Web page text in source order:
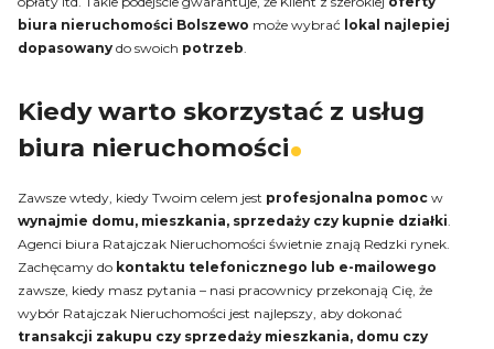
biura nieruchomości Bolszewo może wybrać lokal najlepiej
dopasowany do swoich potrzeb.
Kiedy warto skorzystać z usług
biura nieruchomości
Zawsze wtedy, kiedy Twoim celem jest profesjonalna pomoc w
wynajmie domu, mieszkania, sprzedaży czy kupnie działki
Agenci biura Ratajczak Nieruchomości świetnie znają Redzki rynek.
Zachęcamy do kontaktu telefonicznego lub e-mailowego
zawsze, kiedy masz pytania – nasi pracownicy przekonają Cię, że
wybór Ratajczak Nieruchomości jest najlepszy, aby dokonać
transakcji zakupu czy sprzedaży mieszkania, domu czy